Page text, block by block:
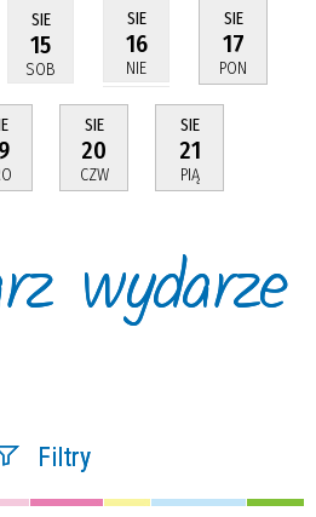
SIE
15
SOB
SIE
16
NIE
SIE
17
PON
SIE
20
CZW
SIE
21
PIĄ
wydarze
Filtry